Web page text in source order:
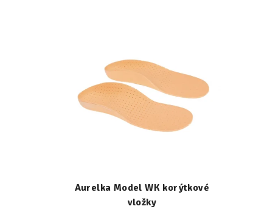
Aurelka Model WK korýtkové
vložky